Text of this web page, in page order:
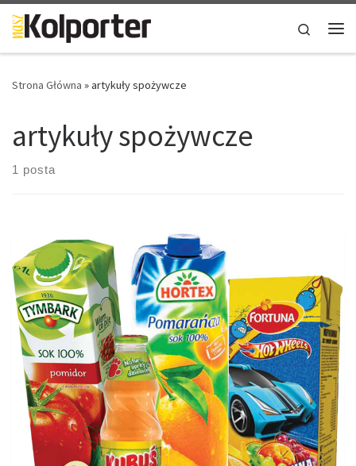
Skip to content
Search
Strona Główna »artykuły spożywcze
artykuły spożywcze
1 posta